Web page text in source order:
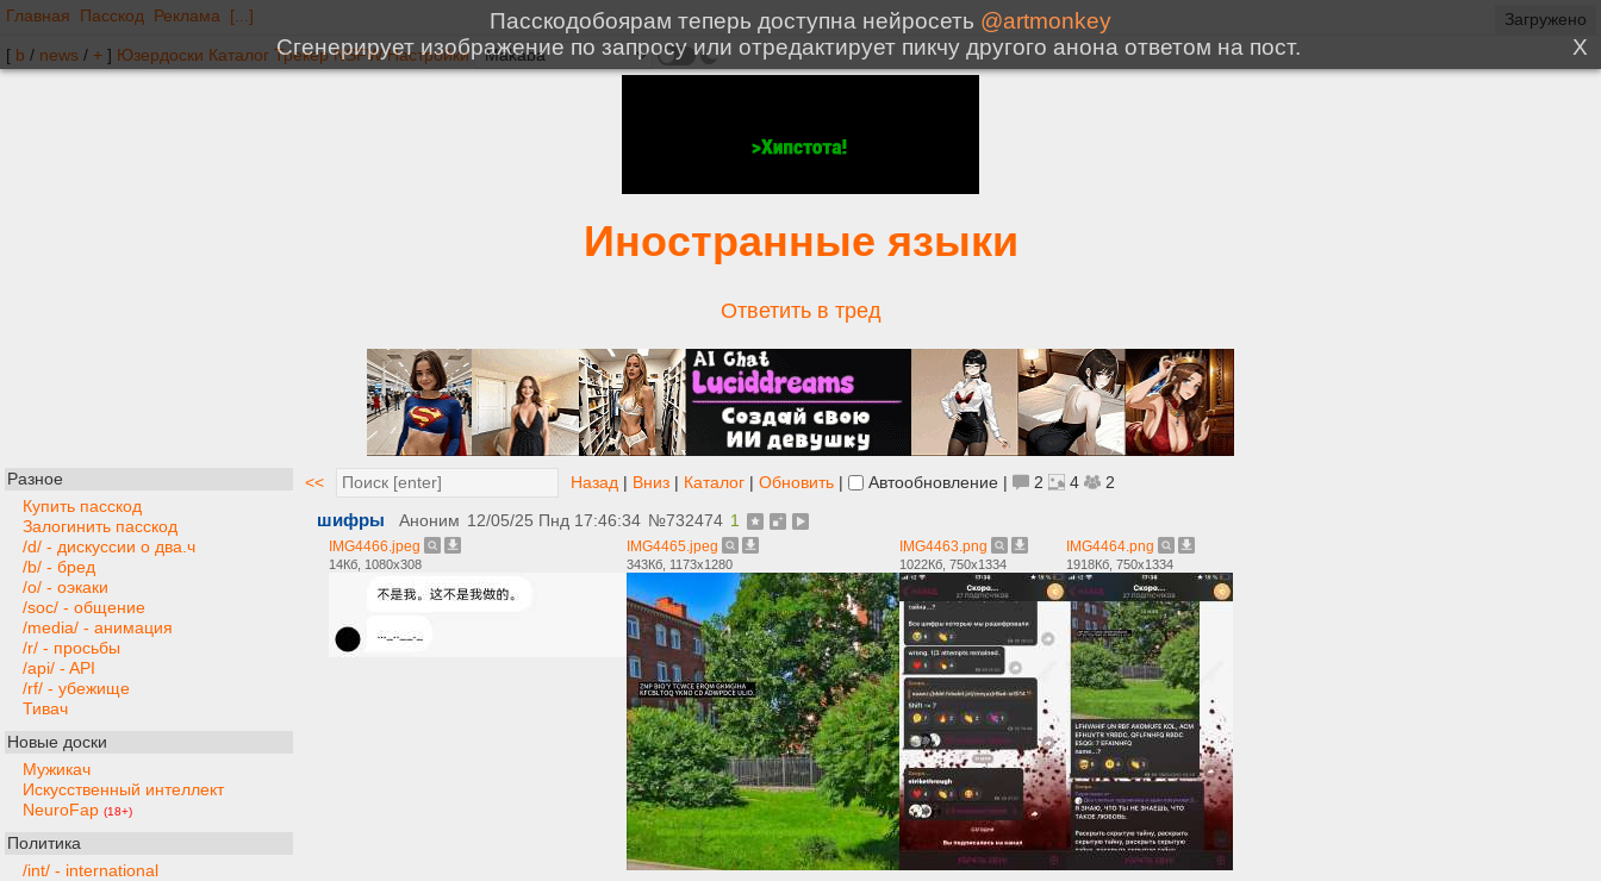
Главная Пасскод Реклама [...]
[ b / news / + ] Юзердоски Каталог Трекер NSFW Настройки
Иностранные языки
Ответить в тред
Разное
Купить пасскод
Залогинить пасскод
/d/ - дискуссии о два.ч
/b/ - бред
/o/ - оэкаки
/soc/ - общение
/media/ - анимация
/r/ - просьбы
/api/ - API
/rf/ - убежище
Тивач
Новые доски
Мужикач
Искусственный интеллект
NeuroFap (18+)
Политика
/int/ - international
<< Назад | Вниз | Каталог | Обновить | Автообновление | 2 4 2
шифры Аноним 12/05/25 Пнд 17:46:34 №732474 1
IMG4466.jpeg
14Кб, 1080x308
IMG4465.jpeg
343Кб, 1173x1280
IMG4463.png
1022Кб, 750x1334
IMG4464.png
1918Кб, 750x1334
Загружено